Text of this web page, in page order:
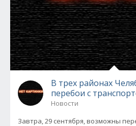
В трех районах
перебои с
Новости
Завтра, 29 сентября, возможны